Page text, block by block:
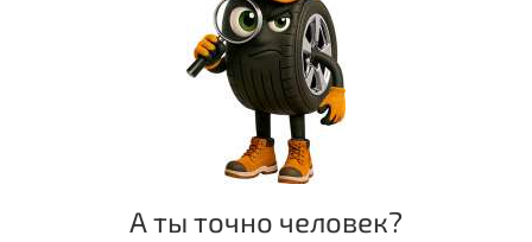
А ты точно человек?